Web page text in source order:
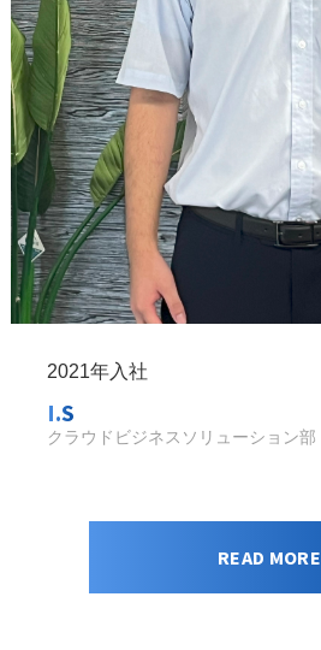
2021年入社
I.S
クラウドビジネスソリューション部
READ MORE